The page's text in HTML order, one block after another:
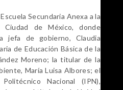
Secundaria Anexa a la
de México, donde
jefa de gobierno, Claudia
de Educación Básica de la
Moreno; la titular de la
María Luisa Albores; el
Nacional (IPN),